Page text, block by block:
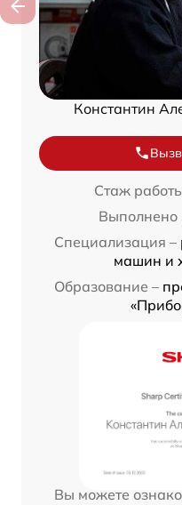
Константин
Стаж
Выполнено
Специализация –
машин и
Образование –
Вы можете